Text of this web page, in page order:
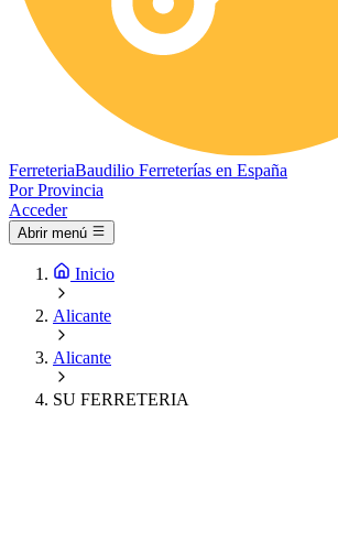
FerreteriaBaudilio Ferreterías en España
Por Provincia
Acceder
Abrir menú
Inicio
Alicante
Alicante
SU FERRETERIA